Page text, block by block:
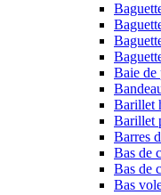
Baie de
Barillet
Barillet
Barres
Bas de
Bas de
Bas